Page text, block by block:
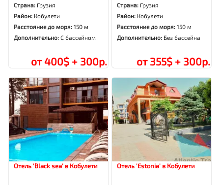
Страна: Грузия
Район: Кобулети
Расстояние до моря:150 м
Дополнительно:С бассейном
от 400$ + 300р.
Страна: Грузия
Район: Кобулети
Расстояние до моря:150 м
Дополнительно: Без бассейна
от 355$ + 300р.
Отель 'Black sea' в Кобулети Отель 'Estonia' в Кобулети